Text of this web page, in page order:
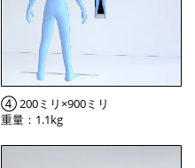
④ 200ミリ×900ミリ
重量：1.1kg